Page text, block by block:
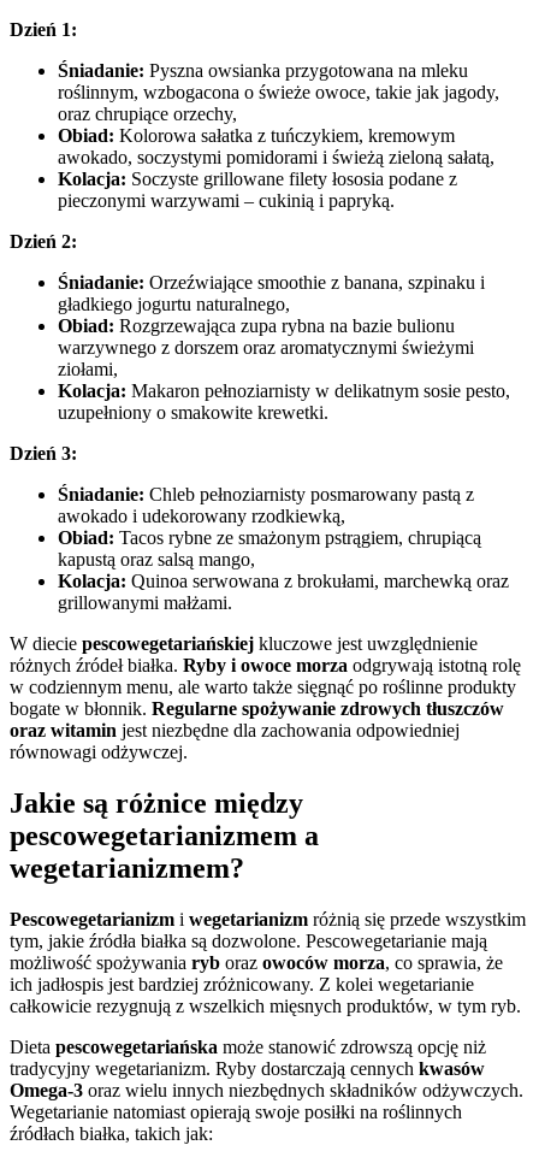
Dzień 1:
Śniadanie: Pyszna owsianka przygotowana na mleku
roślinnym, wzbogacona o świeże owoce, takie jak jagody,
oraz chrupiące orzechy,
Obiad: Kolorowa sałatka z tuńczykiem, kremowym
awokado, soczystymi pomidorami i świeżą zieloną sałatą,
Kolacja: Soczyste grillowane filety łososia podane z
pieczonymi warzywami – cukinią i papryką.
Dzień 2:
Śniadanie: Orzeźwiające smoothie z banana, szpinaku i
gładkiego jogurtu naturalnego,
Obiad: Rozgrzewająca zupa rybna na bazie bulionu
warzywnego z dorszem oraz aromatycznymi świeżymi
ziołami,
Kolacja: Makaron pełnoziarnisty w delikatnym sosie pesto,
uzupełniony o smakowite krewetki.
Dzień 3:
Śniadanie: Chleb pełnoziarnisty posmarowany pastą z
awokado i udekorowany rzodkiewką,
Obiad: Tacos rybne ze smażonym pstrągiem, chrupiącą
kapustą oraz salsą mango,
Kolacja: Quinoa serwowana z brokułami, marchewką oraz
grillowanymi małżami.
W diecie pescowegetariańskiej kluczowe jest uwzględnienie
różnych źródeł białka. Ryby i owoce morza odgrywają istotną rolę
w codziennym menu, ale warto także sięgnąć po roślinne produkty
bogate w błonnik. Regularne spożywanie zdrowych tłuszczów
oraz witamin jest niezbędne dla zachowania odpowiedniej
równowagi odżywczej.
Jakie są różnice między
pescowegetarianizmem a
wegetarianizmem?
Pescowegetarianizm i wegetarianizm różnią się przede wszystkim
tym, jakie źródła białka są dozwolone. Pescowegetarianie mają
możliwość spożywania ryb oraz owoców morza, co sprawia, że
ich jadłospis jest bardziej zróżnicowany. Z kolei wegetarianie
całkowicie rezygnują z wszelkich mięsnych produktów, w tym ryb.
Dieta pescowegetariańska może stanowić zdrowszą opcję niż
tradycyjny wegetarianizm. Ryby dostarczają cennych kwasów
Omega-3 oraz wielu innych niezbędnych składników odżywczych.
Wegetarianie natomiast opierają swoje posiłki na roślinnych
źródłach białka, takich jak: